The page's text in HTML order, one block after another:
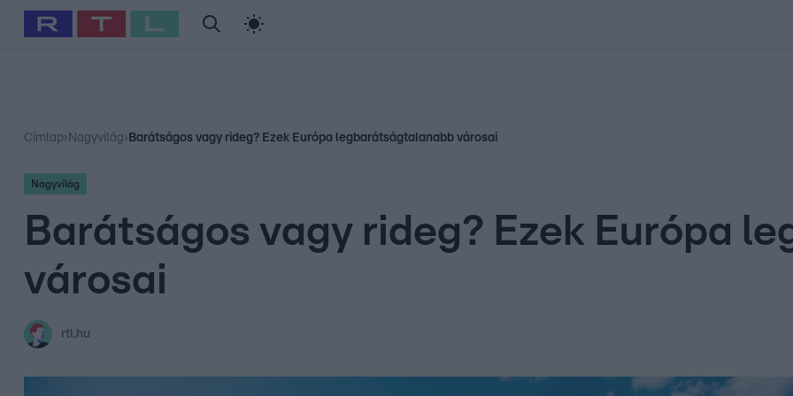
Babits Marcella Szellő István Most Wanted
Címlap› Nagyvilág› Barátságos vagy rideg? Ezek Európa legbarátságtalanabb városai
Nagyvilág
Barátságos vagy rideg? Ezek Európa
városai
rtl.hu